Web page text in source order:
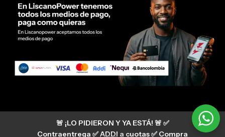
🚨 ¡LO PIDIERON Y YA ESTÁ! 🚨 ✅
Contraentrega ✅ ADDI a cuotas ✅ Compra
Si tienes algún tipo de duda, puedes consultar
nuestro centro de ayuda